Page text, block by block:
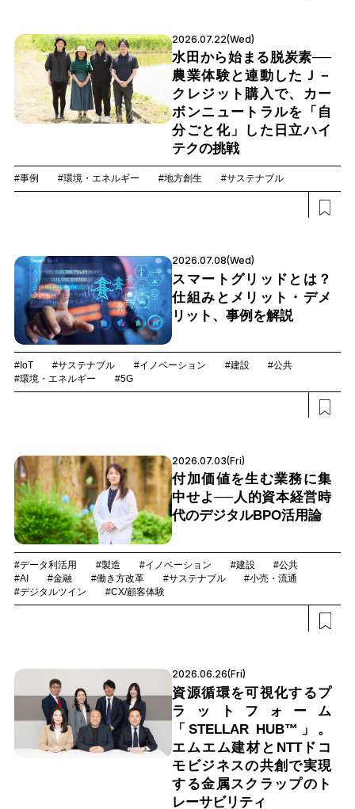
2026.07.22(Wed)
水田から始まる脱炭素──
農業体験と連動したＪ－
クレジット購入で、カー
ボンニュートラルを「自
分ごと化」した日立ハイ
テクの挑戦
#事例 #環境・エネルギー #地方創生 #サステナブル
2026.07.08(Wed)
スマートグリッドとは？
仕組みとメリット・デメ
リット、事例を解説
#IoT #サステナブル #イノベーション #建設
#公共
#環境・エネルギー
#5G
2026.07.03(Fri)
付加価値を生む業務に集
中せよ──人的資本経営時
代のデジタルBPO活用論
#データ利活用 #製造 #イノベーション #建設
#公共
#AI
#金融 #働き方改革 #サステナブル
#小売・流通
#デジタルツイン
#CX/顧客体験
2026.06.26(Fri)
資源循環を可視化するプ
ラットフォーム
「STELLAR HUB™」。
エムエム建材とNTTドコ
モビジネスの共創で実現
する金属スクラップのト
レーサビリティ